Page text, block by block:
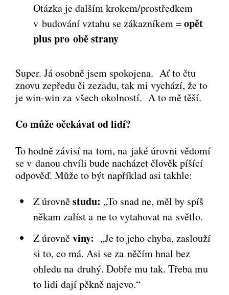
Otázka je dalším krokem/prostředkem
v budování vztahu se zákazníkem =opět
plus pro obě strany
Super. Já osobně jsem spokojena. Ať to čtu
znovu zepředu či zezadu, tak mi vychází, že to
je win-win za všech okolností. A to mě těší.
Co může očekávat od lidí?
To hodně závisí na tom, na jaké úrovni vědomí
se v danou chvíli bude nacházet člověk píšící
odpověď. Může to být například asi takhle:
Z úrovněstudu: „To snad ne, měl by spíš
někam zalíst a ne to vytahovat na světlo.
Z úrovněviny: „Je to jeho chyba, zaslouží
si to, co má. Asi se za něčím hnal bez
ohledu na druhý. Dobře mu tak. Třeba mu
to lidi dají pěkně najevo.“